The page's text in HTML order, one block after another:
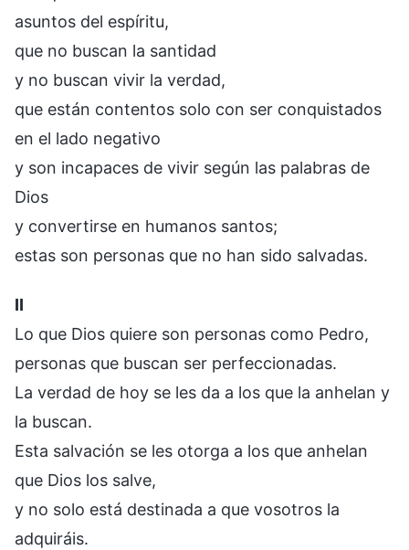
asuntos del espíritu,
que no buscan la santidad
y no buscan vivir la verdad,
que están contentos solo con ser conquistados
en el lado negativo
y son incapaces de vivir según las palabras de
Dios
y convertirse en humanos santos;
estas son personas que no han sido salvadas.
II
Lo que Dios quiere son personas como Pedro,
personas que buscan ser perfeccionadas.
La verdad de hoy se les da a los que la anhelan y
la buscan.
Esta salvación se les otorga a los que anhelan
que Dios los salve,
y no solo está destinada a que vosotros la
adquiráis.